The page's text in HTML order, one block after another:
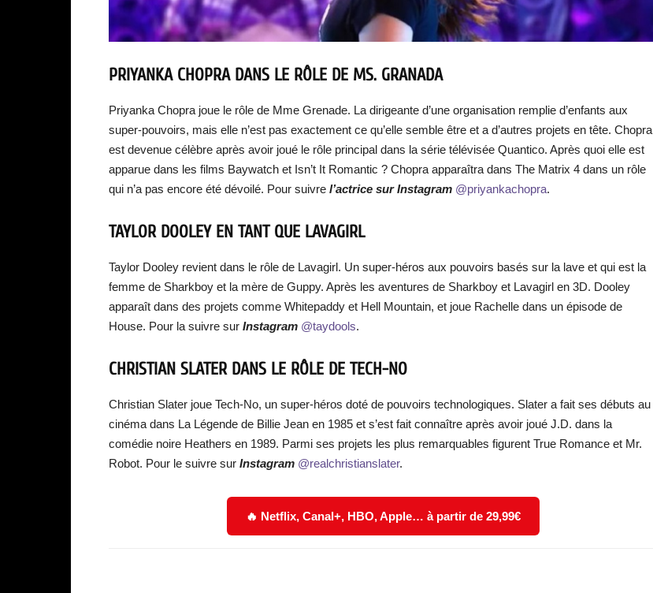
PRIYANKA CHOPRA DANS LE RÔLE DE MS. GRANADA
Priyanka Chopra joue le rôle de Mme Grenade. La dirigeante d’une organisation remplie d’enfants aux
super-pouvoirs, mais elle n’est pas exactement ce qu’elle semble être et a d’autres projets en tête. Chopra
est devenue célèbre après avoir joué le rôle principal dans la série télévisée Quantico. Après quoi elle est
apparue dans les films Baywatch et Isn’t It Romantic ? Chopra apparaîtra dans The Matrix 4 dans un rôle
qui n’a pas encore été dévoilé. Pour suivre l’actrice sur Instagram @priyankachopra.
TAYLOR DOOLEY EN TANT QUE LAVAGIRL
Taylor Dooley revient dans le rôle de Lavagirl. Un super-héros aux pouvoirs basés sur la lave et qui est la
femme de Sharkboy et la mère de Guppy. Après les aventures de Sharkboy et Lavagirl en 3D. Dooley
apparaît dans des projets comme Whitepaddy et Hell Mountain, et joue Rachelle dans un épisode de
House. Pour la suivre sur Instagram @taydools.
CHRISTIAN SLATER DANS LE RÔLE DE TECH-NO
Christian Slater joue Tech-No, un super-héros doté de pouvoirs technologiques. Slater a fait ses débuts au
cinéma dans La Légende de Billie Jean en 1985 et s’est fait connaître après avoir joué J.D. dans la
comédie noire Heathers en 1989. Parmi ses projets les plus remarquables figurent True Romance et Mr.
Robot. Pour le suivre sur Instagram @realchristianslater.
🔥 Netflix, Canal+, HBO, Apple… à partir de 29,99€